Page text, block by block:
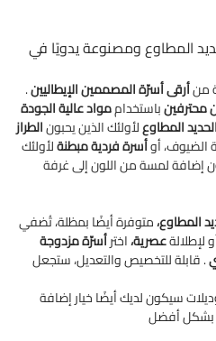
المطاوع ومصنوعة يدويًا في
منأرقى أسرّة المصممين الإيطاليين.
محترفينباستخداممواد عالية الجودة
المطاوعلأولئك الذين يحبونالطراز
الضيوف، أوأسرة فردية مبطنةلأولئك
إضافة لمسة من اللون إلى غرفة
المطاوع،متوفرة أيضًا بمظلة، تُضفي
عصرية،اخترأسرّة مزدوجة
. قابلة للتخصيص والتعديل، ستجعل
سيكون لديك أيضًا خيار إضافة